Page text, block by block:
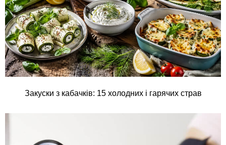
Закуски з кабачків: 15 холодних і гарячих страв